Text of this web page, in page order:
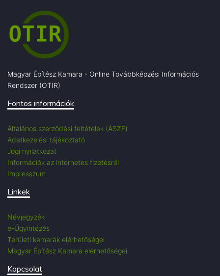
Magyar Építész Kamara - Online Továbbképzési Információs
Rendszer (OTIR)
Fontos információk
Általános szerződési feltételek (ÁSZF)
Adatkezelési tájékoztató
Jogi nyilatkozat
Információk az internetes fizetésről
Impresszum
Linkek
Névjegyzék
e-Ügyintézés
Területi kamarák elérhetőségei
Magyar Építész Kamara elérhetőségei
Kapcsolat